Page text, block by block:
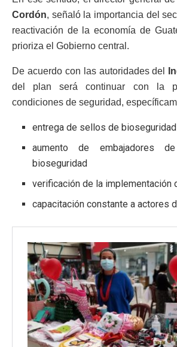
Cordón, señaló la importancia del
reactivación de la economía de
prioriza el Gobierno central.
De acuerdo con las autoridades del
del plan será continuar con la
condiciones de seguridad,
entrega de sellos de
aumento de embajadores
bioseguridad
verificación de la implementación
capacitación constante a actores